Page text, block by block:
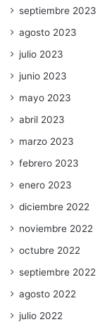
septiembre 2023
agosto 2023
julio 2023
junio 2023
mayo 2023
abril 2023
marzo 2023
febrero 2023
enero 2023
diciembre 2022
noviembre 2022
octubre 2022
septiembre 2022
agosto 2022
julio 2022